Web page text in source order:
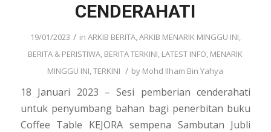
CENDERAHATI
19/01/2023 / in ARKIB BERITA,ARKIB MENARIK MINGGU INI,
BERITA & PERISTIWA, BERITA TERKINI, LATEST INFO, MENARIK
MINGGU INI,TERKINI / by Mohd Ilham Bin Yahya
18 Januari 2023 – Sesi pemberian cenderahati
untuk penyumbang bahan bagi penerbitan buku
Coffee Table KEJORA sempena Sambutan Jubli